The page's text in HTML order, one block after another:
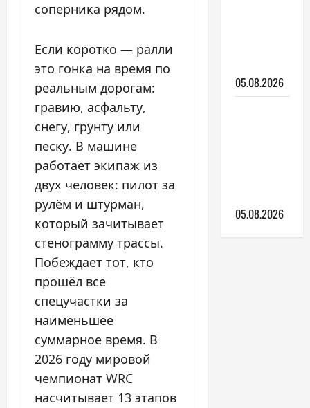
соперника рядом.
Если коротко — ралли
это гонка на время по
реальным дорогам:
гравию, асфальту,
снегу, грунту или
песку. В машине
работает экипаж из
двух человек: пилот за
рулём и штурман,
который зачитывает
стенограмму трассы.
Побеждает тот, кто
прошёл все
спецучастки за
наименьшее
суммарное время. В
2026 году мировой
чемпионат WRC
насчитывает 13 этапов
05.08.2026
05.08.2026